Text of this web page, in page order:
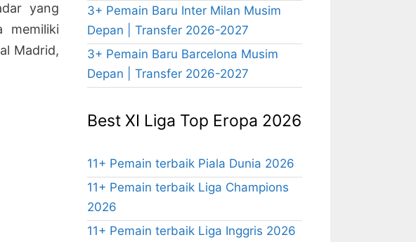
yang
memiliki
Madrid,
3+ Pemain Baru Inter Milan Musim
Depan | Transfer 2026-2027
3+ Pemain Baru Barcelona Musim
Depan | Transfer 2026-2027
Best XI Liga Top Eropa 2026
11+ Pemain terbaik Piala Dunia 2026
11+ Pemain terbaik Liga Champions
2026
11+ Pemain terbaik Liga Inggris 2026